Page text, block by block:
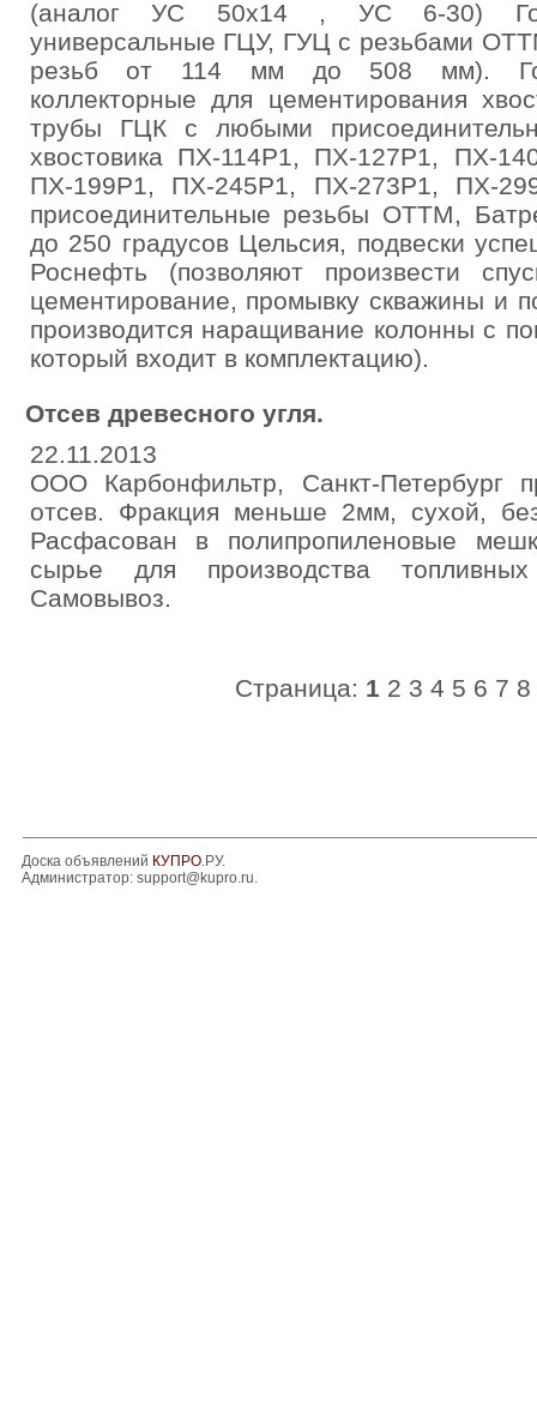
(аналог УС 50х14 , УС 6-30)
универсальные ГЦУ, ГУЦ с резьбами
резьб от 114 мм до 508 мм).
коллекторные для цементирования
трубы ГЦК с любыми
хвостовика ПХ-114Р1, ПХ-127Р1, ПХ-
ПХ-199Р1, ПХ-245Р1, ПХ-273Р1, ПХ-
присоединительные резьбы ОТТМ,
до 250 градусов Цельсия, подвески
Роснефть (позволяют произвести
цементирование, промывку скважины и
производится наращивание колонны с
который входит в комплектацию).
Отсев древесного угля.
22.11.2013
ООО Карбонфильтр, Санкт-Петербург
отсев. Фракция меньше 2мм, сухой,
Расфасован в полипропиленовые
сырье для производства
Самовывоз.
Страница: 1 2 3 4 5 6 7 8
Доска объявлений КУПРО.РУ.
Администратор: support@kupro.ru.